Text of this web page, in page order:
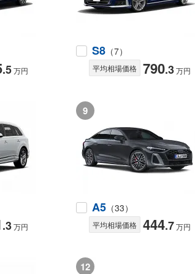
.5万円
S8 （7）
平均相場価格 790.3万円
.3万円
9
A5 （33）
平均相場価格 444.7万円
12